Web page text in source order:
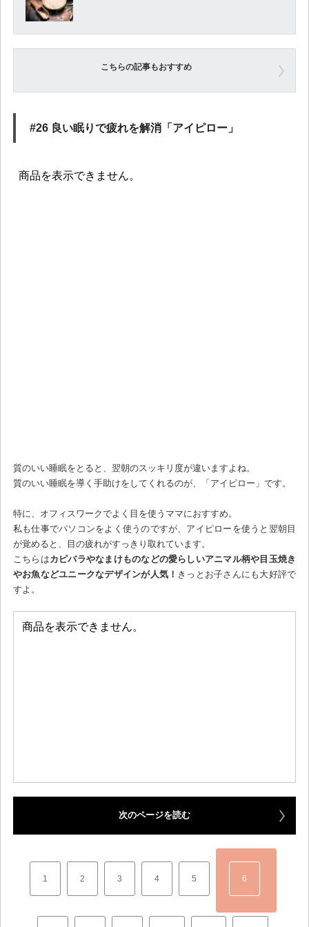
こちらの記事もおすすめ
#26 良い眠りで疲れを解消「アイピロー」
質のいい睡眠をとると、翌朝のスッキリ度が違いますよね。
質のいい睡眠を導く手助けをしてくれるのが、「アイピロー」です。
特に、オフィスワークでよく目を使うママにおすすめ。
私も仕事でパソコンをよく使うのですが、アイピローを使うと翌朝目
が覚めると、目の疲れがすっきり取れています。
こちらはカピバラやなまけものなどの愛らしいアニマル柄や目玉焼き
やお魚などユニークなデザインが人気！ きっとお子さんにも大好評で
すよ。
次のページを読む
1 2 3 4 5 6